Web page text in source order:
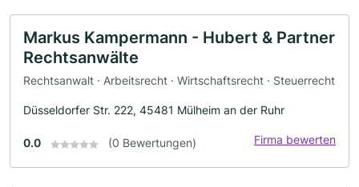
Markus Kampermann - Hubert & Partner
Rechtsanwälte
Rechtsanwalt · Arbeitsrecht · Wirtschaftsrecht · Steuerrecht
Düsseldorfer Str. 222, 45481 Mülheim an der Ruhr
0.0 (0 Bewertungen) Firma bewerten